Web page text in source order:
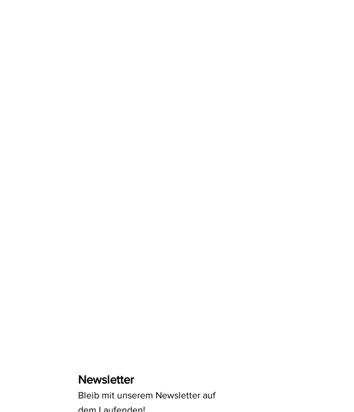
Newsletter
Bleib mit unserem Newsletter auf
dem Laufenden!